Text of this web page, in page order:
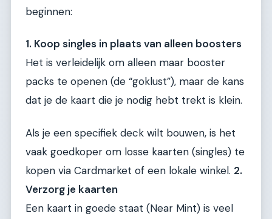
beginnen:
1. Koop singles in plaats van alleen boosters
Het is verleidelijk om alleen maar booster
packs te openen (de “goklust”), maar de kans
dat je de kaart die je nodig hebt trekt is klein.
Als je een specifiek deck wilt bouwen, is het
vaak goedkoper om losse kaarten (singles) te
kopen via Cardmarket of een lokale winkel. 2.
Verzorg je kaarten
Een kaart in goede staat (Near Mint) is veel